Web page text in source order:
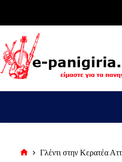
Γλέντι στην Κερατέα